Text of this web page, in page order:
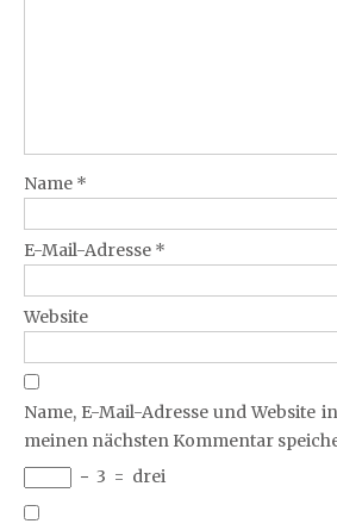
Name *
E-Mail-Adresse *
Website
Name, E-Mail-Adresse und Website
meinen nächsten Kommentar
− 3 = drei